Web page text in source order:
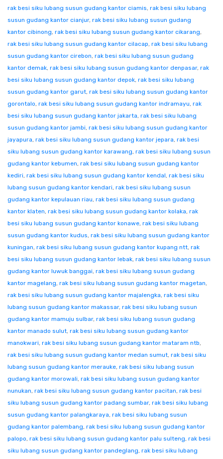
rak besi siku lubang susun gudang kantor ciamis, rak besi siku lubang
susun gudang kantor cianjur, rak besi siku lubang susun gudang
kantor cibinong, rak besi siku lubang susun gudang kantor cikarang,
rak besi siku lubang susun gudang kantor cilacap, rak besi siku lubang
susun gudang kantor cirebon, rak besi siku lubang susun gudang
kantor demak, rak besi siku lubang susun gudang kantor denpasar, rak
besi siku lubang susun gudang kantor depok, rak besi siku lubang
susun gudang kantor garut, rak besi siku lubang susun gudang kantor
gorontalo, rak besi siku lubang susun gudang kantor indramayu, rak
besi siku lubang susun gudang kantor jakarta, rak besi siku lubang
susun gudang kantor jambi, rak besi siku lubang susun gudang kantor
jayapura, rak besi siku lubang susun gudang kantor jepara, rak besi
siku lubang susun gudang kantor karawang, rak besi siku lubang susun
gudang kantor kebumen, rak besi siku lubang susun gudang kantor
kediri, rak besi siku lubang susun gudang kantor kendal, rak besi siku
lubang susun gudang kantor kendari, rak besi siku lubang susun
gudang kantor kepulauan riau, rak besi siku lubang susun gudang
kantor klaten, rak besi siku lubang susun gudang kantor kolaka, rak
besi siku lubang susun gudang kantor konawe, rak besi siku lubang
susun gudang kantor kudus, rak besi siku lubang susun gudang kantor
kuningan, rak besi siku lubang susun gudang kantor kupang ntt, rak
besi siku lubang susun gudang kantor lebak, rak besi siku lubang susun
gudang kantor luwuk banggai, rak besi siku lubang susun gudang
kantor magelang, rak besi siku lubang susun gudang kantor magetan,
rak besi siku lubang susun gudang kantor majalengka, rak besi siku
lubang susun gudang kantor makassar, rak besi siku lubang susun
gudang kantor mamuju sulbar, rak besi siku lubang susun gudang
kantor manado sulut, rak besi siku lubang susun gudang kantor
manokwari, rak besi siku lubang susun gudang kantor mataram ntb,
rak besi siku lubang susun gudang kantor medan sumut, rak besi siku
lubang susun gudang kantor merauke, rak besi siku lubang susun
gudang kantor morowali, rak besi siku lubang susun gudang kantor
nunukan, rak besi siku lubang susun gudang kantor pacitan, rak besi
siku lubang susun gudang kantor padang sumbar, rak besi siku lubang
susun gudang kantor palangkaraya, rak besi siku lubang susun
gudang kantor palembang, rak besi siku lubang susun gudang kantor
palopo, rak besi siku lubang susun gudang kantor palu sulteng, rak besi
siku lubang susun gudang kantor pandeglang, rak besi siku lubang